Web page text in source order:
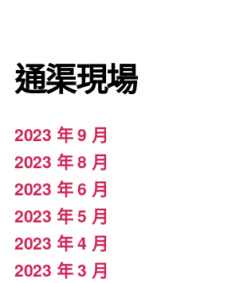
通渠現場
2023 年 9 月
2023 年 8 月
2023 年 6 月
2023 年 5 月
2023 年 4 月
2023 年 3 月